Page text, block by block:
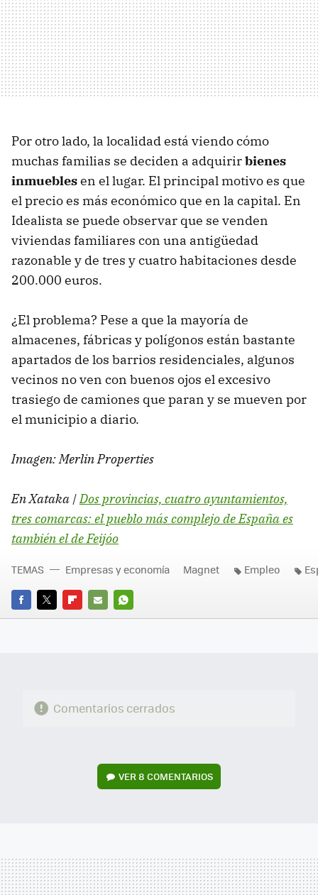
Por otro lado, la localidad está viendo cómo
muchas familias se deciden a adquirirbienes
inmueblesen el lugar. El principal motivo es que
el precio es más económico que en la capital. En
Idealista se puede observar que se venden
viviendas familiares con una antigüedad
razonable y de tres y cuatro habitaciones desde
200.000 euros.
¿El problema? Pese a que la mayoría de
almacenes, fábricas y polígonos están bastante
apartados de los barrios residenciales, algunos
vecinos no ven con buenos ojos el excesivo
trasiego de camiones que paran y se mueven por
el municipio a diario.
Imagen: Merlin Properties
En Xataka |Dos provincias, cuatro ayuntamientos,
tres comarcas: el pueblo más complejo de España es
también el de Feijóo
FACEBOOK
TWITTERFLIPBOARD
E-
WHATSAPP
TEMAS Empresas y economía Magnet Empleo
Comentarios cerrados
VER8 COMENTARIOS